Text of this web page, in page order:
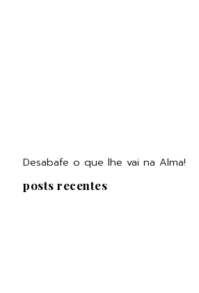
Desabafe o que lhe vai na Alma!
posts recentes